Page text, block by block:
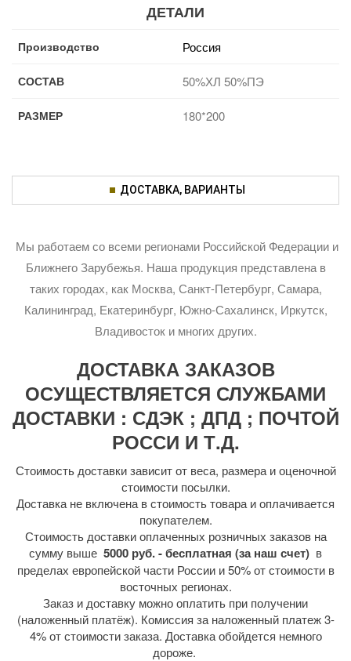
ДЕТАЛИ
Производство Россия
СОСТАВ 50%ХЛ 50%ПЭ
РАЗМЕР 180*200
ДОСТАВКА, ВАРИАНТЫ
Мы работаем со всеми регионами Российской Федерации и
Ближнего Зарубежья. Наша продукция представлена в
таких городах, как Москва, Санкт-Петербург, Самара,
Калининград, Екатеринбург, Южно-Сахалинск, Иркутск,
Владивосток и многих других.
ДОСТАВКА ЗАКАЗОВ
ОСУЩЕСТВЛЯЕТСЯ СЛУЖБАМИ
ДОСТАВКИ : СДЭК ; ДПД ; ПОЧТОЙ
РОССИ И Т.Д.
Стоимость доставки зависит от веса, размера и оценочной
стоимости посылки.
Доставка не включена в стоимость товара и оплачивается
покупателем.
Стоимость доставки оплаченных розничных заказов на
сумму выше 5000 руб. - бесплатная (за наш счет) в
пределах европейской части России и 50% от стоимости в
восточных регионах.
Заказ и доставку можно оплатить при получении
(наложенный платёж). Комиссия за наложенный платеж 3-
4% от стоимости заказа. Доставка обойдется немного
дороже.